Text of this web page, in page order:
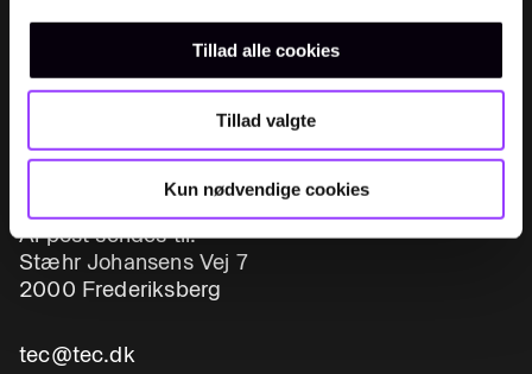
Tillad alle cookies
Tillad valgte
Kun nødvendige cookies
Kontakt
Al post sendes til:
Stæhr Johansens Vej 7
2000 Frederiksberg
tec@tec.dk